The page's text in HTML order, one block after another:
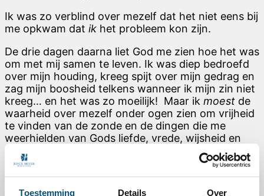
Toestemming Details Over
Ik was zo verblind over mezelf dat het niet eens bij
me opkwam dat ik het probleem kon zijn.
De drie dagen daarna liet God me zien hoe het was
om met mij samen te leven. Ik was diep bedroefd
over mijn houding, kreeg spijt over mijn gedrag en
zag mijn boosheid telkens wanneer ik mijn zin niet
kreeg… en het was zo moeilijk! Maar ik moest de
waarheid over mezelf onder ogen zien om vrijheid
te vinden van de zonde en de dingen die me
weerhielden van Gods liefde, vrede, wijsheid en